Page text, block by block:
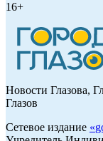
16+
Новости Глазова,
Глазов
Сетевое издание «